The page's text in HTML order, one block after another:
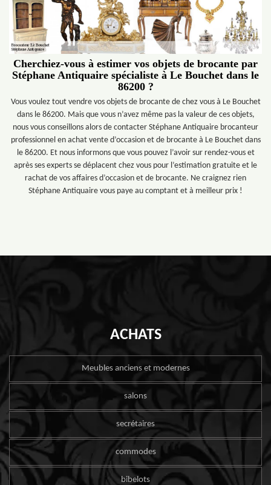
Cherchiez-vous à estimer vos objets de brocante par
Stéphane Antiquaire spécialiste à Le Bouchet dans le
86200 ?
Vous voulez tout vendre vos objets de brocante de chez vous à Le Bouchet
dans le 86200. Mais que vous n’avez même pas la valeur de ces objets,
nous vous conseillons alors de contacter Stéphane Antiquaire brocanteur
professionnel en achat vente d’occasion et de brocante à Le Bouchet dans
le 86200. Et nous informons que vous pouvez l’avoir sur rendez-vous et
après ses experts se déplacent chez vous pour l’estimation gratuite et le
rachat de vos affaires d’occasion et de brocante. Ne craignez rien
Stéphane Antiquaire vous paye au comptant et à meilleur prix !
ACHATS
Meubles anciens et modernes
salons
secrétaires
commodes
bibelots